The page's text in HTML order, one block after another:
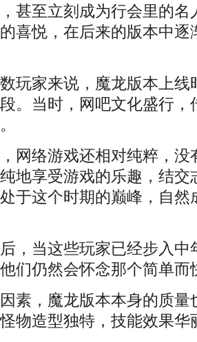
甚至立刻成为行会里的名
喜悦，在后来的版本中逐
家来说，魔龙版本上线
。当时，网吧文化盛行，
络游戏还相对纯粹，没
地享受游戏的乐趣，结交
于这个时期的巅峰，自然
当这些玩家已经步入中
们仍然会怀念那个简单而
，魔龙版本本身的质量
物造型独特，技能效果华